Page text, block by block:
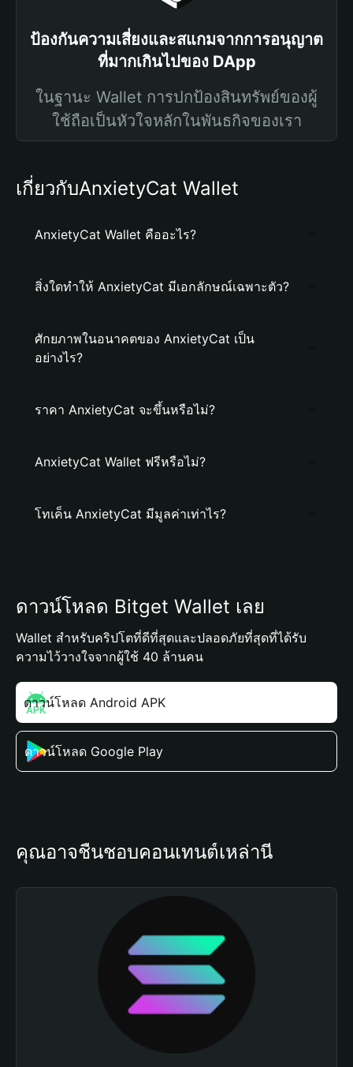
ป้องกันความเสี่ยงและสแกมจากการอนุญาต
ที่มากเกินไปของ DApp
ในฐานะ Wallet การปกป้องสินทรัพย์ของผู้
ใช้ถือเป็นหัวใจหลักในพันธกิจของเรา
เกี่ยวกับAnxietyCat Wallet
AnxietyCat Wallet คืออะไร?
สิ่งใดทำให้ AnxietyCat มีเอกลักษณ์เฉพาะตัว?
ศักยภาพในอนาคตของ AnxietyCat เป็น
อย่างไร?
ราคา AnxietyCat จะขึ้นหรือไม่?
AnxietyCat Wallet ฟรีหรือไม่?
โทเค็น AnxietyCat มีมูลค่าเท่าไร?
ดาวน์โหลด Bitget Wallet เลย
Wallet สำหรับคริปโตที่ดีที่สุดและปลอดภัยที่สุดที่ได้รับ
ความไว้วางใจจากผู้ใช้ 40 ล้านคน
ดาวน์โหลด Android APK
ดาวน์โหลด Google Play
คุณอาจชื่นชอบคอนเทนต์เหล่านี้